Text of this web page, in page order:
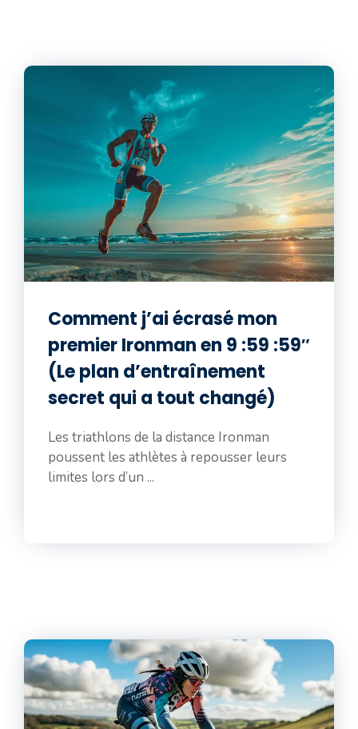
Comment j’ai écrasé mon
premier Ironman en 9 :59 :59″
(Le plan d’entraînement
secret qui a tout changé)
Les triathlons de la distance Ironman
poussent les athlètes à repousser leurs
limites lors d’un ...